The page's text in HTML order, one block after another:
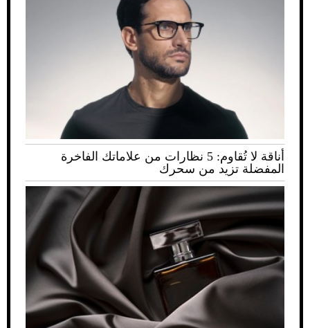
أناقة لا تُقاوم: 5 نظارات من علاماتك الفاخرة
المفضلة تزيد من سحرك